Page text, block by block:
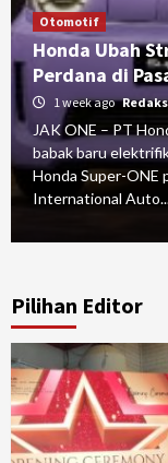
Otomotif
Honda Ubah
Perdana di
1 week ago
JAK ONE – PT
babak baru
Honda Super-ONE
International
Pilihan Editor